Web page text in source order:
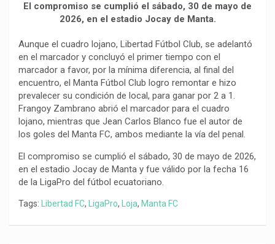
El compromiso se cumplió el sábado, 30 de mayo de
2026, en el estadio Jocay de Manta.
Aunque el cuadro lojano, Libertad Fútbol Club, se adelantó
en el marcador y concluyó el primer tiempo con el
marcador a favor, por la mínima diferencia, al final del
encuentro, el Manta Fútbol Club logro remontar e hizo
prevalecer su condición de local, para ganar por 2 a 1.
Frangoy Zambrano abrió el marcador para el cuadro
lojano, mientras que Jean Carlos Blanco fue el autor de
los goles del Manta FC, ambos mediante la vía del penal.
El compromiso se cumplió el sábado, 30 de mayo de 2026,
en el estadio Jocay de Manta y fue válido por la fecha 16
de la LigaPro del fútbol ecuatoriano.
Tags: Libertad FC, LigaPro, Loja, Manta FC